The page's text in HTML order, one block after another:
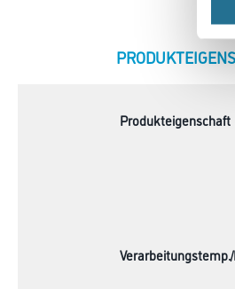
CURRENT
Produkteigenschaft